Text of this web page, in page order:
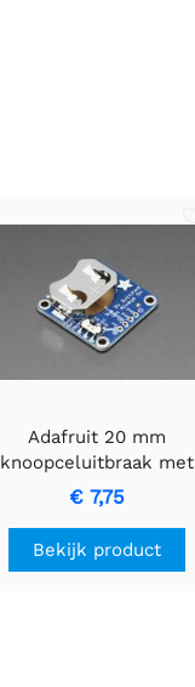
Adafruit 20 mm
knoopceluitbraak met
aan / uit-schakelaar
(CR2032)
€ 7,75
Bekijk product